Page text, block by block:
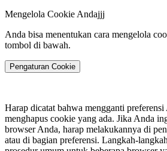
Mengelola Cookie Andajjj
Anda bisa menentukan cara mengelola
tombol di bawah.
Pengaturan Cookie
Harap dicatat bahwa mengganti
menghapus cookie yang ada. Jika Anda
browser Anda, harap melakukannya di
atau di bagian preferensi. Langkah-